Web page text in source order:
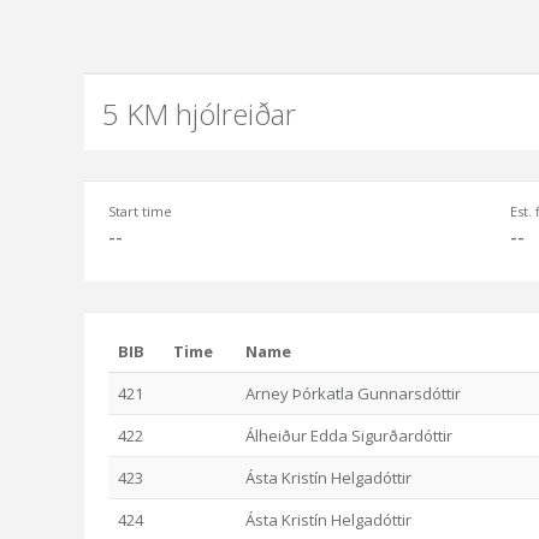
5 KM hjólreiðar
Start time
--
Est.
--
BIB Time
Name
421
Arney Þórkatla Gunnarsdóttir
422
Álheiður Edda Sigurðardóttir
423
Ásta Kristín Helgadóttir
424
Ásta Kristín Helgadóttir